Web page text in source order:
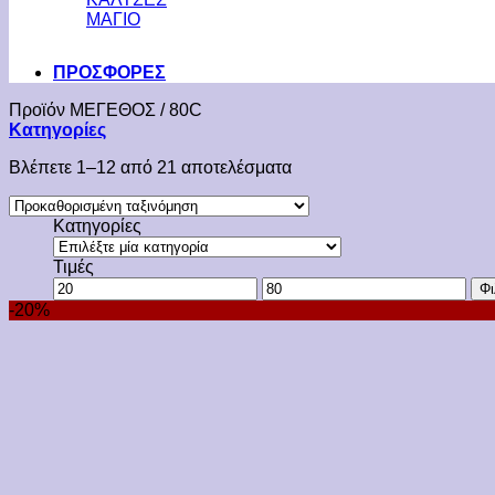
ΜΑΓΙΟ
ΠΡΟΣΦΟΡΕΣ
Προϊόν ΜΕΓΕΘΟΣ /80C
Κατηγορίες
Βλέπετε 1–12 από 21 αποτελέσματα
Κατηγορίες
Τιμές
Ελάχιστη
τιμή
Μέγιστη
τιμή
-20%